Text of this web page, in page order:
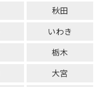
秋田
いわき
栃木
大宮